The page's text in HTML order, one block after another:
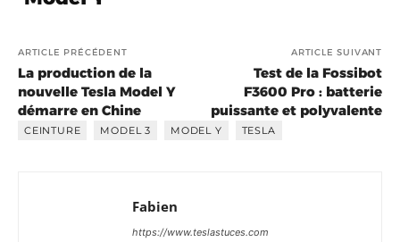
ARTICLE PRÉCÉDENT
La production de la
nouvelle Tesla Model Y
démarre en Chine
ARTICLE SUIVANT
Test de la Fossibot
F3600 Pro : batterie
puissante et polyvalente
CEINTURE MODEL 3 MODEL Y TESLA
Fabien
https://www.teslastuces.com